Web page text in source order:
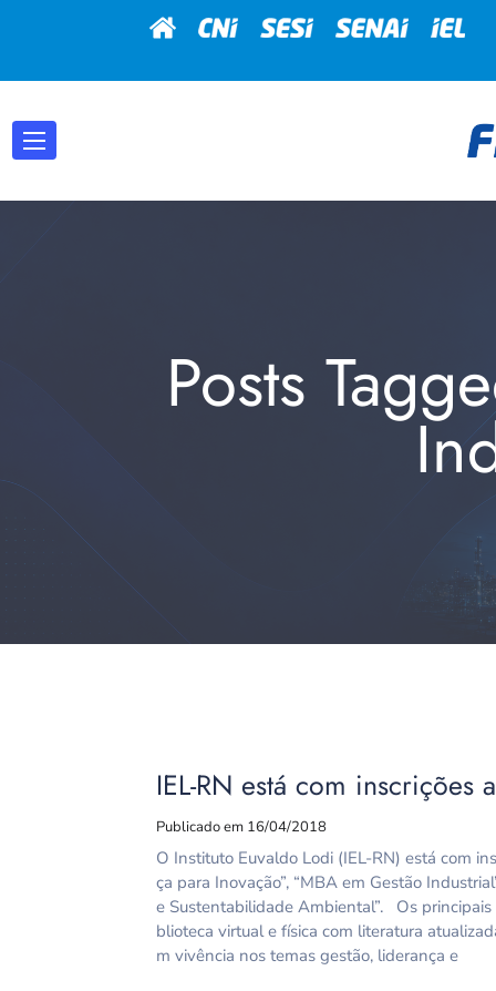
Posts
IEL-RN está com inscrições
Publicado em 16/04/2018
O Instituto Euvaldo Lodi (IEL-RN) está com
ça para Inovação”, “MBA em Gestão
e Sustentabilidade Ambiental”. Os
blioteca virtual e física com literatura
m vivência nos temas gestão, liderança e